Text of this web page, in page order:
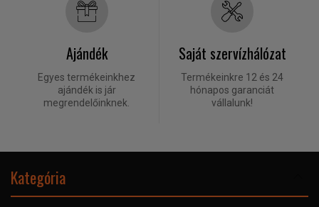
Ajándék
Egyes termékeinkhez
ajándék is jár
megrendelőinknek.
Saját szervízhálózat
Termékeinkre 12 és 24
hónapos garanciát
vállalunk!
Kategória